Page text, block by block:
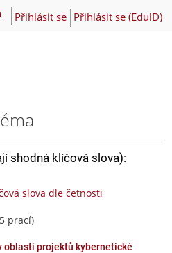
Přihlásit se Přihlásit se (EduID)
shodná klíčová slova):
slova dle četnosti
prací)
oblasti projektů kybernetické